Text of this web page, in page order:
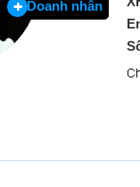
Doanh nhân